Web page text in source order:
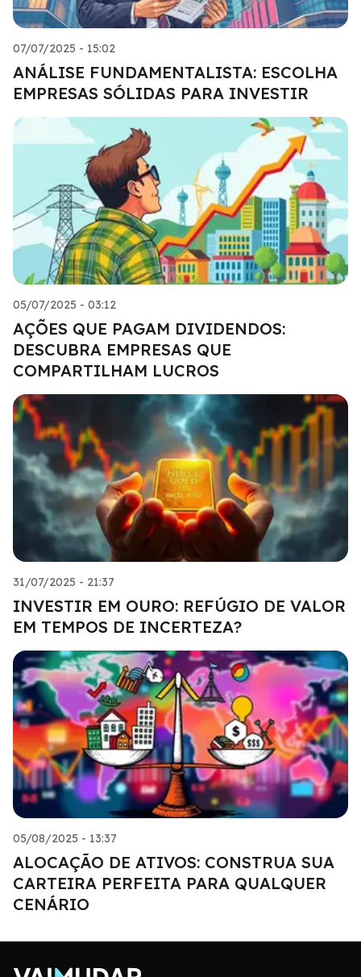
07/07/2025 - 15:02
ANÁLISE FUNDAMENTALISTA: ESCOLHA
EMPRESAS SÓLIDAS PARA INVESTIR
05/07/2025 - 03:12
AÇÕES QUE PAGAM DIVIDENDOS:
DESCUBRA EMPRESAS QUE
COMPARTILHAM LUCROS
31/07/2025 - 21:37
INVESTIR EM OURO: REFÚGIO DE VALOR
EM TEMPOS DE INCERTEZA?
05/08/2025 - 13:37
ALOCAÇÃO DE ATIVOS: CONSTRUA SUA
CARTEIRA PERFEITA PARA QUALQUER
CENÁRIO